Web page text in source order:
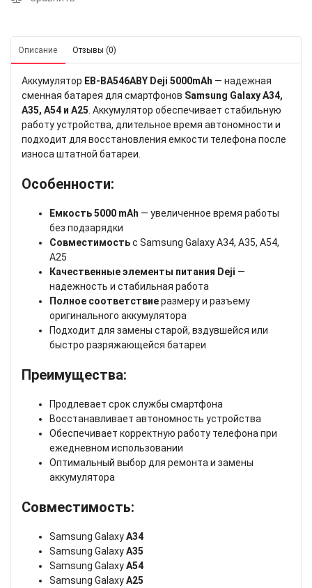
Описание Отзывы (0)
Аккумулятор EB-BA546ABY Deji 5000mAh — надежная
сменная батарея для смартфонов Samsung Galaxy A34,
A35, A54 и A25 . Аккумулятор обеспечивает стабильную
работу устройства, длительное время автономности и
подходит для восстановления емкости телефона после
износа штатной батареи.
Особенности:
Емкость 5000 mAh — увеличенное время работы
без подзарядки
Совместимостьс Samsung Galaxy A34, A35, A54,
A25
Качественные элементы питания Deji —
надежность и стабильная работа
Полное соответствиеразмеру и разъему
оригинального аккумулятора
Подходит для замены старой, вздувшейся или
быстро разряжающейся батареи
Преимущества:
Продлевает срок службы смартфона
Восстанавливает автономность устройства
Обеспечивает корректную работу телефона при
ежедневном использовании
Оптимальный выбор для ремонта и замены
аккумулятора
Совместимость:
Samsung GalaxyA34
Samsung GalaxyA35
Samsung GalaxyA54
Samsung GalaxyA25